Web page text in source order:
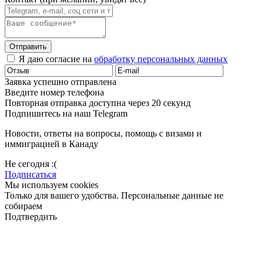
Отправить
Я даю согласие на обработку персональных данных
Заявка успешно отправлена
Введите номер телефона
Повторная отправка доступна через 20 секунд
Подпишитесь на наш Telegram
Новости, ответы на вопросы, помощь с визами и
иммиграцией в Канаду
Не сегодня :(
Подписаться
Мы используем cookies
Только для вашего удобства. Персональные данные не
собираем
Подтвердить